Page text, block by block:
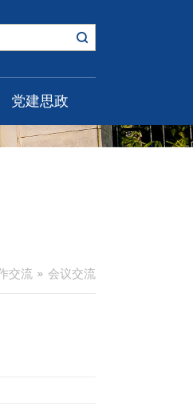
党建思政
交流 会议交流